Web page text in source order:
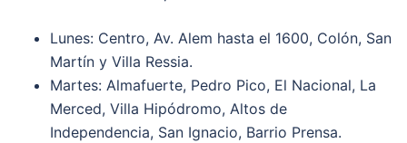
Lunes: Centro, Av. Alem hasta el 1600, Colón, San
Martín y Villa Ressia.
Martes: Almafuerte, Pedro Pico, El Nacional, La
Merced, Villa Hipódromo, Altos de
Independencia, San Ignacio, Barrio Prensa.